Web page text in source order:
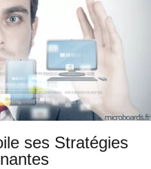
ses Stratégies